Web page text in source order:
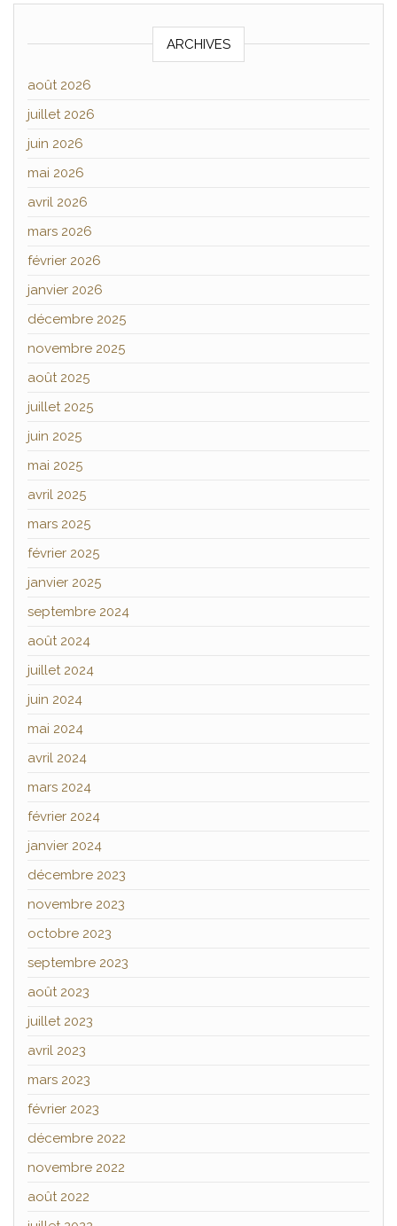
ARCHIVES
août 2026
juillet 2026
juin 2026
mai 2026
avril 2026
mars 2026
février 2026
janvier 2026
décembre 2025
novembre 2025
août 2025
juillet 2025
juin 2025
mai 2025
avril 2025
mars 2025
février 2025
janvier 2025
septembre 2024
août 2024
juillet 2024
juin 2024
mai 2024
avril 2024
mars 2024
février 2024
janvier 2024
décembre 2023
novembre 2023
octobre 2023
septembre 2023
août 2023
juillet 2023
avril 2023
mars 2023
février 2023
décembre 2022
novembre 2022
août 2022